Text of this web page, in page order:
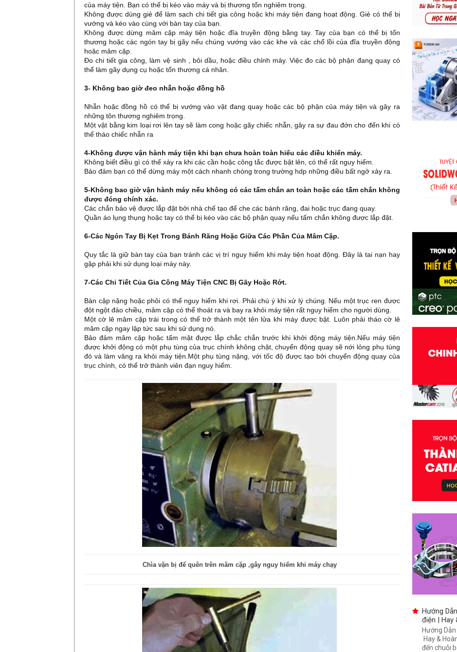
của máy tiện. Bạn có thể bị kéo vào máy và bị thương tổn nghiêm trọng.
Không được dùng giẻ để làm sạch chi tiết gia công hoặc khi máy tiện đang hoạt động. Giẻ có thể bị
vướng và kéo vào cùng với bàn tay của bạn.
Không được dừng mâm cặp máy tiện hoặc đĩa truyền động bằng tay. Tay của bạn có thể bị tổn
thương hoặc các ngón tay bị gãy nếu chúng vướng vào các khe và các chổ lồi của đĩa truyền động
hoặc mâm cặp.
Đo chi tiết gia công, làm vệ sinh , bôi dầu, hoặc điều chỉnh máy. Việc đo các bộ phận đang quay có
thể làm gãy dụng cụ hoặc tổn thương cá nhân.
3- Không bao giờ đeo nhẫn hoặc đồng hồ
Nhẫn hoặc đồng hồ có thể bị vướng vào vật đang quay hoặc các bộ phận của máy tiện và gây ra
những tôn thương nghiêm trọng.
Một vật bằng kim loại rơi lên tay sẽ làm cong hoặc gãy chiếc nhẫn, gây ra sự đau đớn cho đến khi có
thể tháo chiếc nhẫn ra
4-Không được vận hành máy tiện khi bạn chưa hoàn toàn hiểu các điều khiển máy.
Không biết điều gì có thể xảy ra khi các cần hoặc công tắc được bật lên, có thể rất nguy hiểm.
Bảo đảm bạn có thể dừng máy một cách nhanh chóng trong trường hdp những điều bất ngở xảy ra.
5-Không bao giờ vận hành máy nếu không có các tấm chắn an toàn hoặc các tấm chắn không
được đóng chính xác.
Các chắn bảo vệ được lắp đặt bởi nhà chế tạo để che các bánh răng, đai hoặc trục đang quay.
Quần áo lụng thụng hoặc tay có thể bị kéo vào các bộ phận quay nếu tấm chắn không được lắp đặt.
6-Các Ngón Tay Bị Kẹt Trong Bánh Răng Hoặc Giữa Các Phần Của Mâm Cặp.
Quy tắc là giữ bàn tay của bạn tránh các vị trí nguy hiểm khi máy tiện hoạt động. Đây là tai nạn hay
gặp phải khi sử dụng loại máy này.
7-Các Chi Tiết Của Gia Công Máy Tiện CNC Bị Gãy Hoặc Rớt.
Bàn cặp nặng hoặc phôi có thể nguy hiểm khi rơi. Phải chú ý khi xử lý chúng. Nếu một trục ren được
đột ngột đảo chiều, mâm cặp có thể thoát ra và bay ra khỏi máy tiện rất nguy hiểm cho người dùng.
Một cờ lê mâm cặp trái trong có thể trở thành một tên lửa khi máy được bật. Luôn phải tháo cờ lê
mâm cặp ngay lập tức sau khi sử dụng nó.
Bảo đảm mâm cặp hoặc tấm mặt được lắp chắc chắn trước khi khởi động máy tiện.Nếu máy tiện
được khởi động có một phụ tùng của trục chính không chặt, chuyển động quay sẽ nới lỏng phụ tùng
đó và làm văng ra khỏi máy tiện.Một phụ tùng nặng, với tốc độ được tạo bởi chuyển động quay của
trục chính, có thể trở thành viên đạn nguy hiểm.
Chìa vặn bị để quên trên mâm cặp ,gây nguy hiểm khi máy chạy
Tự Học
Hay
Hướng
điện | Hay
Hướng
Hay &
đến chuỗi